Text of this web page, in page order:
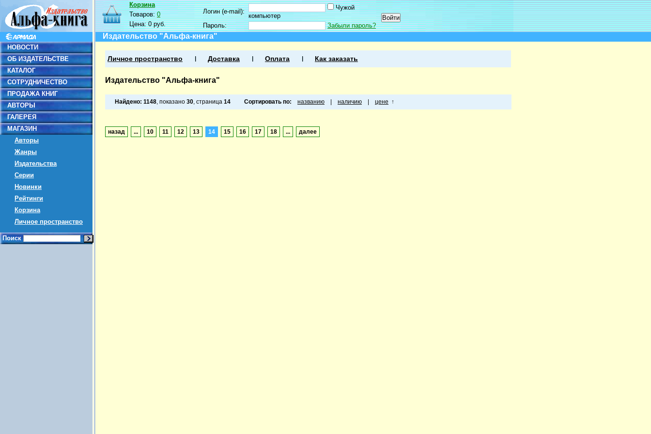
НОВОСТИ
ОБ ИЗДАТЕЛЬСТВЕ
КАТАЛОГ
СОТРУДНИЧЕСТВО
ПРОДАЖА КНИГ
АВТОРЫ
ГАЛЕРЕЯ
МАГАЗИН
Авторы
Жанры
Издательства
Серии
Новинки
Рейтинги
Корзина
Личное пространство
Поиск
Корзина
Товаров:0
Цена:0 руб.
Логин (e-mail):
Чужой
компьютер
Пароль:
Забыли пароль?
Издательство "Альфа-книга"
Личное пространство Доставка Оплата Как заказать
Издательство "Альфа-книга"
Найдено: 1148, показано 30, страница 14 Сортировать по: названию наличию цене ↑
назад ... 10 11 12 13 14 15 16 17 18 ... далее